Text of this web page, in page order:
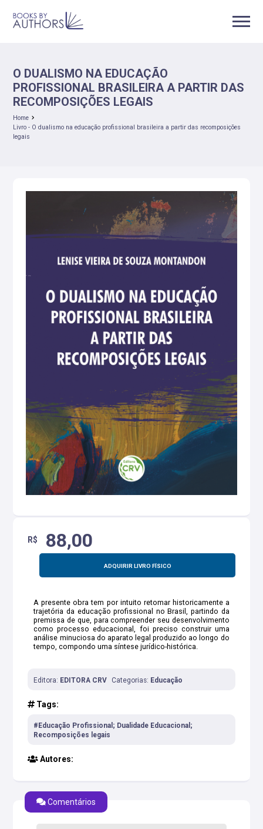
O DUALISMO NA EDUCAÇÃO
PROFISSIONAL BRASILEIRA A PARTIR DAS
RECOMPOSIÇÕES LEGAIS
Home
Livro - O dualismo na educação profissional brasileira a partir das recomposições
legais
R$ 88,00
ADQUIRIR LIVRO FÍSICO
A presente obra tem por intuito retomar historicamente a
trajetória da educação profissional no Brasil, partindo da
premissa de que, para compreender seu desenvolvimento
como processo educacional, foi preciso construir uma
análise minuciosa do aparato legal produzido ao longo do
tempo, compondo uma síntese jurídico-histórica.
Editora: EDITORA CRV Categorias: Educação
Tags:
#Educação Profissional; Dualidade Educacional;
Recomposições legais
Autores:
Comentários